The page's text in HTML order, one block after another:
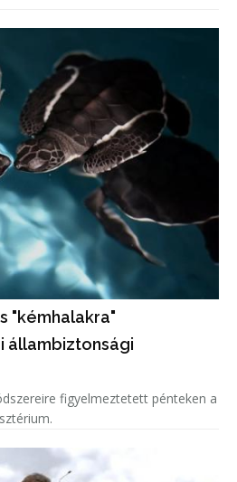
"kémhalakra"
állambiztonsági
figyelmeztetett pénteken a